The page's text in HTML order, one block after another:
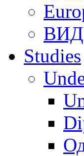
Studies